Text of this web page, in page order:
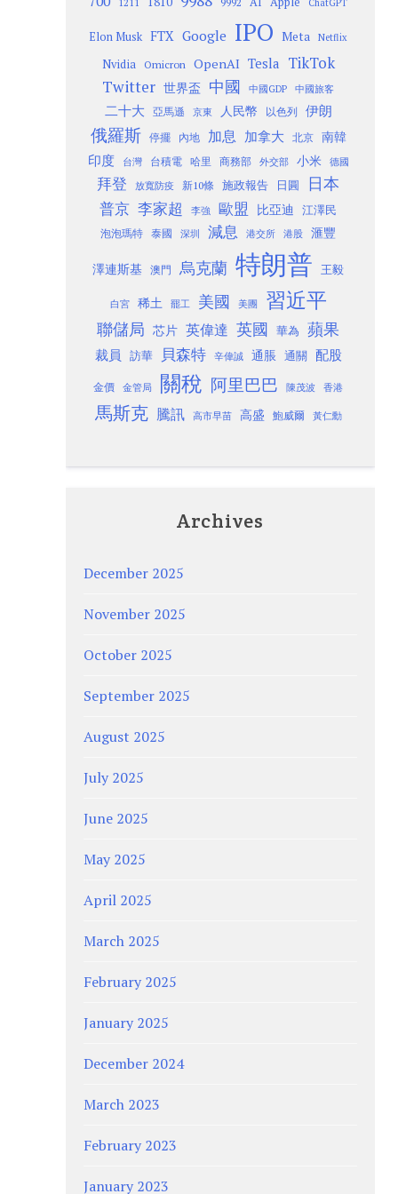
ChatGPT
Elon Musk FTX Google IPO Meta Netflix
Nvidia Omicron OpenAI Tesla TikTok
Twitter 世界盃 中國 中國GDP 中國旅客
二十大 亞馬遜 京東 人民幣 以色列 伊朗
俄羅斯 停擺 內地 加息 加拿大 北京
南韓
印度
台灣 台積電 哈里 商務部 外交部 小米 德國
拜登 放寬防疫 新10條 施政報告 日圓 日本
普京 李家超 李強 歐盟 比亞迪 江澤民
泡泡瑪特 泰國 深圳 減息 港交所 港股 滙豐
澤連斯基 澳門 烏克蘭 特朗普 王毅
白宮 稀土 罷工 美國 美團 習近平
聯儲局 芯片 英偉達 英國 華為 蘋果
裁員 訪華 貝森特 辛偉誠 通脹 通關 配股
金價 金管局 關稅 阿里巴巴 陳茂波 香港
馬斯克 騰訊 高市早苗 高盛 鮑威爾 黃仁勳
Archives
December 2025
November 2025
October 2025
September 2025
August 2025
July 2025
June 2025
May 2025
April 2025
March 2025
February 2025
January 2025
December 2024
March 2023
February 2023
January 2023